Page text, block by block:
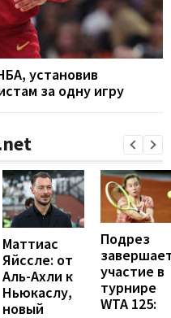
установив
за одну игру
Маттиас
Яйссле: от
Аль-Ахли к
Ньюкаслу,
новый
Подрез
участие в
турнире
WTA 125: